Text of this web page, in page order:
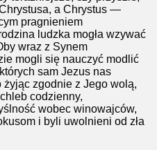
a Chrystus —
pragnieniem
ludzka mogła wzywać
wraz z Synem
mogli się nauczyć modlić
sam Jezus nas
żyjąc zgodnie z Jego wolą,
codzienny,
wobec winowajców,
i byli uwolnieni od zła